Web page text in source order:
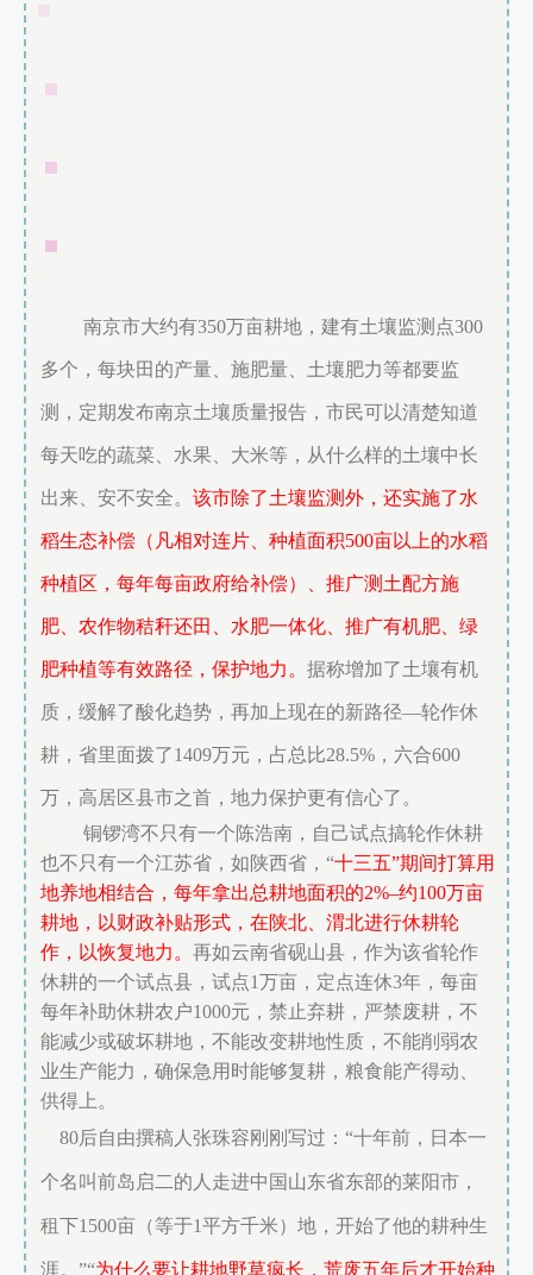
南京市大约有350万亩耕地，建有土壤监测点300
多个，每块田的产量、施肥量、土壤肥力等都要监
测，定期发布南京土壤质量报告，市民可以清楚知道
每天吃的蔬菜、水果、大米等，从什么样的土壤中长
出来、安不安全。 该市除了土壤监测外，还实施了水
稻生态补偿（凡相对连片、种植面积500亩以上的水稻
种植区，每年每亩政府给补偿）、推广测土配方施
肥、农作物秸秆还田、水肥一体化、推广有机肥、绿
肥种植等有效路径，保护地力。 据称增加了土壤有机
质，缓解了酸化趋势，再加上现在的新路径—轮作休
耕，省里面拨了1409万元，占总比28.5%，六合600
万，高居区县市之首，地力保护更有信心了。
铜锣湾不只有一个陈浩南，自己试点搞轮作休耕
也不只有一个江苏省，如陕西省，“十三五”期间打算用
地养地相结合，每年拿出总耕地面积的2%–约100万亩
耕地，以财政补贴形式，在陕北、渭北进行休耕轮
作，以恢复地力。 再如云南省砚山县，作为该省轮作
休耕的一个试点县，试点1万亩，定点连休3年，每亩
每年补助休耕农户1000元，禁止弃耕，严禁废耕，不
能减少或破坏耕地，不能改变耕地性质，不能削弱农
业生产能力，确保急用时能够复耕，粮食能产得动、
供得上。
80后自由撰稿人张珠容刚刚写过：“十年前，日本一
个名叫前岛启二的人走进中国山东省东部的莱阳市，
租下1500亩（等于1平方千米）地，开始了他的耕种生
涯。”“为什么要让耕地野草疯长，荒废五年后才开始种